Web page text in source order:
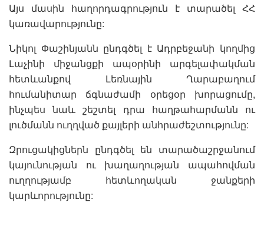
Այս մասին հաղորդագրություն է տարածել ՀՀ
կառավարությունը:
Նիկոլ Փաշինյանն ընդգծել է Ադրբեջանի կողմից
Լաչինի միջանցքի ապօրինի արգելափակման
հետևանքով Լեռնային Ղարաբաղում
հումանիտար ճգնաժամի օրեցօր խորացումը,
ինչպես նաև շեշտել դրա հաղթահարմանն ու
լուծմանն ուղղված քայլերի անհրաժեշտությունը:
Զրուցակիցներն ընդգծել են տարածաշրջանում
կայունության ու խաղաղության ապահովման
ուղղությամբ հետևողական ջանքերի
կարևորությունը: